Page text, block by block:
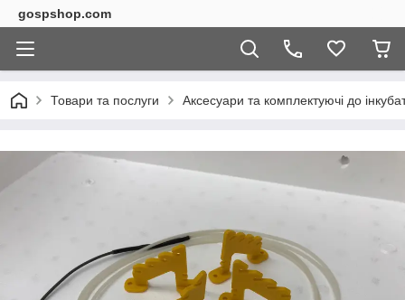
gospshop.com
Товари та послуги Аксесуари та комплектуючі до